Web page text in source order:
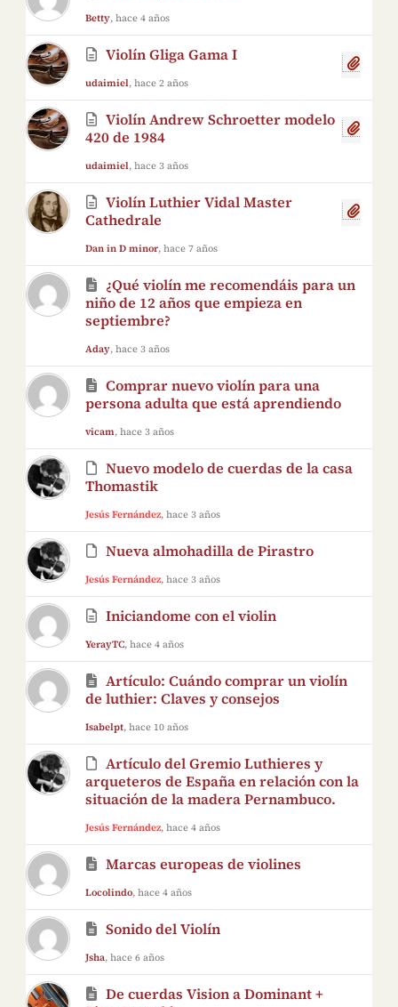
Betty, hace 4 años
Violín Gliga Gama I
udaimiel, hace 2 años
Violín Andrew Schroetter modelo
420 de 1984
udaimiel, hace 3 años
Violín Luthier Vidal Master
Cathedrale
Dan in D minor, hace 7 años
¿Qué violín me recomendáis para un
niño de 12 años que empieza en
septiembre?
Aday, hace 3 años
Comprar nuevo violín para una
persona adulta que está aprendiendo
vicam, hace 3 años
Nuevo modelo de cuerdas de la casa
Thomastik
Jesús Fernández, hace 3 años
Nueva almohadilla de Pirastro
Jesús Fernández, hace 3 años
Iniciandome con el violin
YerayTC, hace 4 años
Artículo: Cuándo comprar un violín
de luthier: Claves y consejos
Isabelpt, hace 10 años
Artículo del Gremio Luthieres y
arqueteros de España en relación con la
situación de la madera Pernambuco.
Jesús Fernández, hace 4 años
Marcas europeas de violines
Locolindo, hace 4 años
Sonido del Violín
Jsha, hace 6 años
De cuerdas Vision a Dominant +